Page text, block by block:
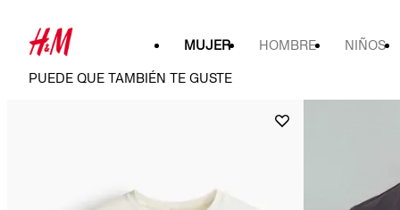
MUJER HOMBRE NIÑOS
PUEDE QUE TAMBIÉN TE GUSTE